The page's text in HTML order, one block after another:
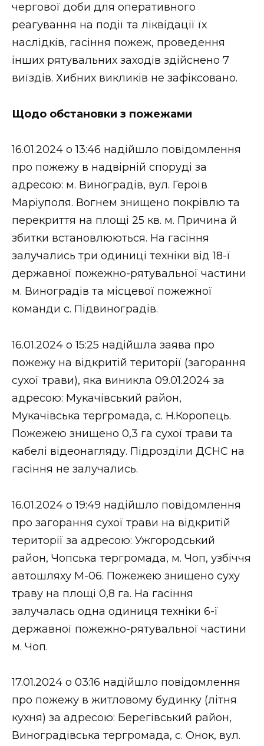
Втрачений Ужгород (відеоверсія)
ЗАКАРПАТСЬКІ НОВИНИ
НОВИНИ ЗАХІДНОЇ УКРАЇНИ
ВІДЕО
чергової доби для оперативного
реагування на події та ліквідації їх
наслідків, гасіння пожеж, проведення
інших рятувальних заходів здійснено 7
виїздів. Хибних викликів не зафіксовано.
Щодо обстановки з пожежами
16.01.2024 о 13:46 надійшло повідомлення
про пожежу в надвірній споруді за
адресою: м. Виноградів, вул. Героїв
Маріуполя. Вогнем знищено покрівлю та
перекриття на площі 25 кв. м. Причина й
збитки встановлюються. На гасіння
залучались три одиниці техніки від 18-ї
державної пожежно-рятувальної частини
м. Виноградів та місцевої пожежної
команди с. Підвиноградів.
16.01.2024 о 15:25 надійшла заява про
пожежу на відкритій території (загорання
сухої трави), яка виникла 09.01.2024 за
адресою: Мукачівський район,
Мукачівська тергромада, с. Н.Коропець.
Пожежею знищено 0,3 га сухої трави та
кабелі відеонагляду. Підрозділи ДСНС на
гасіння не залучались.
16.01.2024 о 19:49 надійшло повідомлення
про загорання сухої трави на відкритій
території за адресою: Ужгородський
район, Чопська тергромада, м. Чоп, узбіччя
автошляху М-06. Пожежею знищено суху
траву на площі 0,8 га. На гасіння
залучалась одна одиниця техніки 6-ї
державної пожежно-рятувальної частини
м. Чоп.
17.01.2024 о 03:16 надійшло повідомлення
про пожежу в житловому будинку (літня
кухня) за адресою: Берегівський район,
Виноградівська тергромада, с. Онок, вул.